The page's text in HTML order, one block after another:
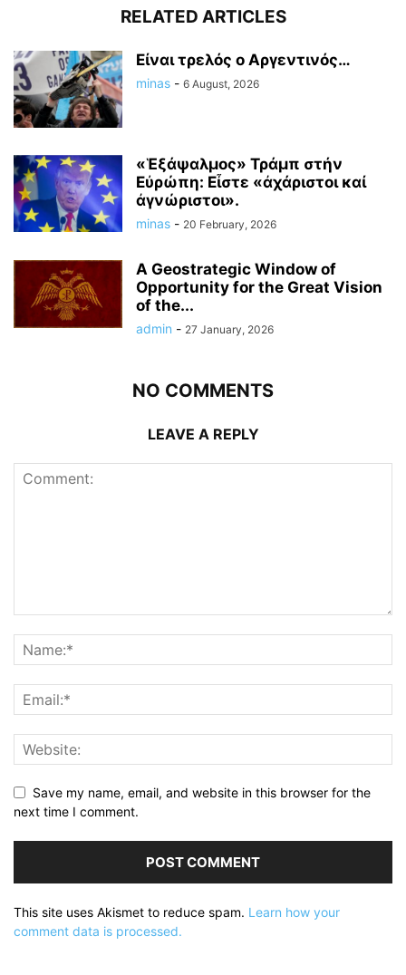
RELATED ARTICLES
Είναι τρελός ο Αργεντινός…
minas - 6 August, 2026
«Ἑξάψαλμος» Τράμπ στήν
Εὐρώπη: Εἶστε «ἀχάριστοι καί
ἀγνώριστοι».
minas - 20 February, 2026
A Geostrategic Window of
Opportunity for the Great Vision
of the...
admin - 27 January, 2026
NO COMMENTS
LEAVE A REPLY
Save my name, email, and website in this browser for the
next time I comment.
This site uses Akismet to reduce spam. Learn how your
comment data is processed.